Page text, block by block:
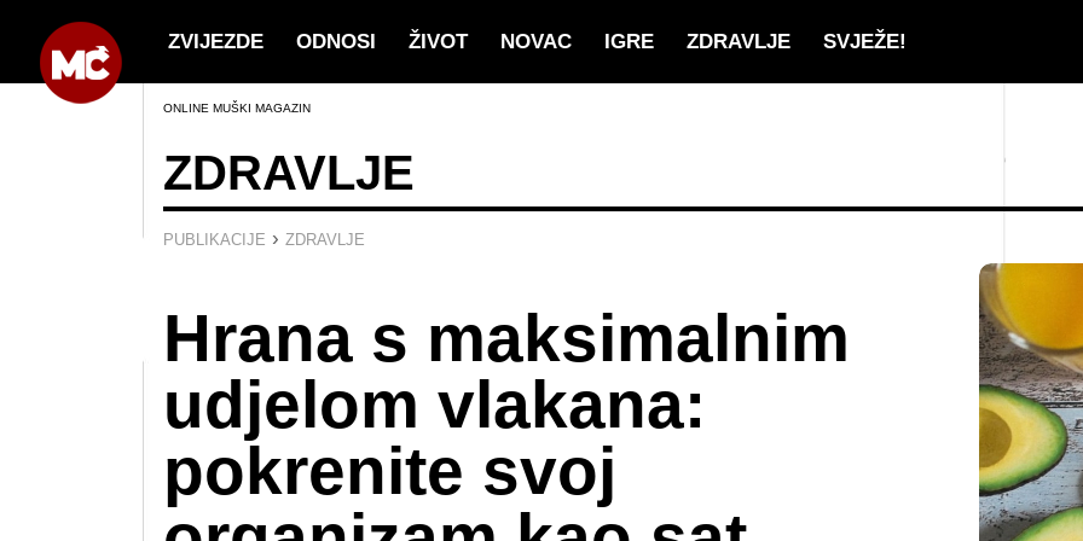
ZVIJEZDE ODNOSI ŽIVOT NOVAC IGRE ZDRAVLJE SVJEŽE!
ONLINE MUŠKI MAGAZIN
ZDRAVLJE
PUBLIKACIJE › ZDRAVLJE
Hrana s maksimalnim
udjelom vlakana:
pokrenite svoj